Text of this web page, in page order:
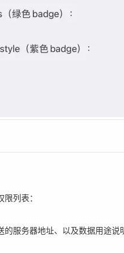
列表：
的服务器地址、以及数据用途说